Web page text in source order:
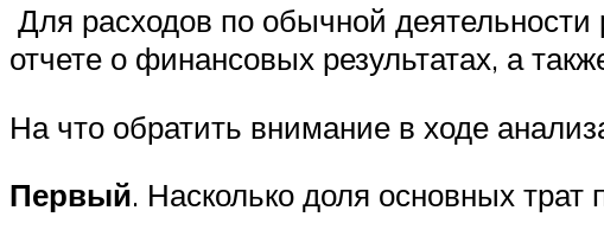
Для расходов по обычной деятельности
отчете о финансовых результатах, а
На что обратить внимание в ходе
Первый. Насколько доля основных